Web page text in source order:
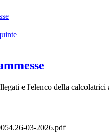
e l'elenco della calcolatrici
03-2026.pdf